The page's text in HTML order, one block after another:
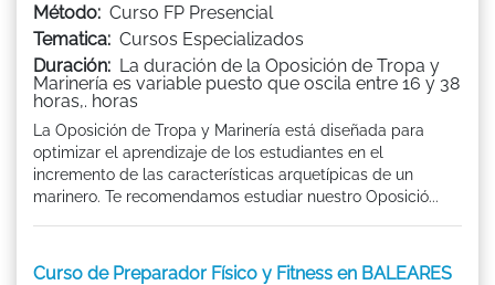
Método: Curso FP Presencial
Tematica: Cursos Especializados
Duración: La duración de la Oposición de Tropa y
Marinería es variable puesto que oscila entre 16 y 38
horas,. horas
La Oposición de Tropa y Marinería está diseñada para
optimizar el aprendizaje de los estudiantes en el
incremento de las características arquetípicas de un
marinero. Te recomendamos estudiar nuestro Oposició...
Curso de Preparador Físico y Fitness en BALEARES